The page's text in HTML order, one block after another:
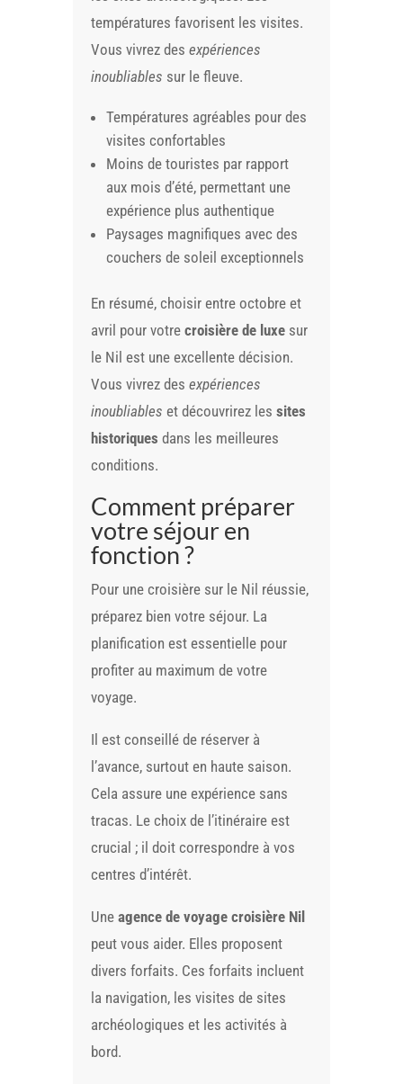
températures favorisent les visites.
Vous vivrez desexpériences
inoubliables sur le fleuve.
Températures agréables pour des
visites confortables
Moins de touristes par rapport
aux mois d’été, permettant une
expérience plus authentique
Paysages magnifiques avec des
couchers de soleil exceptionnels
En résumé, choisir entre octobre et
avril pour votrecroisière de luxe sur
le Nil est une excellente décision.
Vous vivrez desexpériences
inoubliables et découvrirez lessites
historiques dans les meilleures
conditions.
Comment préparer
votre séjour en
fonction ?
Pour une croisière sur le Nil réussie,
préparez bien votre séjour. La
planification est essentielle pour
profiter au maximum de votre
voyage.
Il est conseillé de réserver à
l’avance, surtout en haute saison.
Cela assure une expérience sans
tracas. Le choix de l’itinéraire est
crucial ; il doit correspondre à vos
centres d’intérêt.
Uneagence de voyage croisière Nil
peut vous aider. Elles proposent
divers forfaits. Ces forfaits incluent
la navigation, les visites de sites
archéologiques et les activités à
bord.